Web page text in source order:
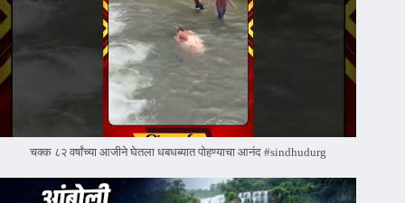
चक्क ८२ वर्षांच्या आजीने घेतला धबधब्यात पोहण्याचा आनंद #sindhudurg